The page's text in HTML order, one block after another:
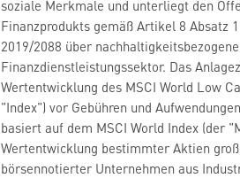
soziale Merkmale und unterliegt den
Finanzprodukts gemäß Artikel 8 Absatz
2019/2088 über
Finanzdienstleistungssektor. Das
Wertentwicklung des MSCI World Low
"Index") vor Gebühren und
basiert auf dem MSCI World Index (der
Wertentwicklung bestimmter Aktien
börsennotierter Unternehmen aus